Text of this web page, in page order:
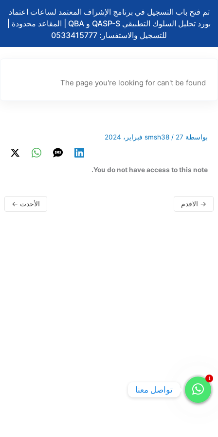
إلى
المحتوى
تم فتح باب التسجيل في برنامج الإشراف المعتمد لساعات اعتماد
بورد تحليل السلوك التطبيقي QASP-S و QBA | المقاعد محدودة |
للتسجيل والاستفسار: 0533415777
The page you're looking for can't be found
بواسطة smsh38 / 27 فبراير، 2024
You do not have access to this note.
→ الاقدم الأحدث ←
1
تواصل معنا